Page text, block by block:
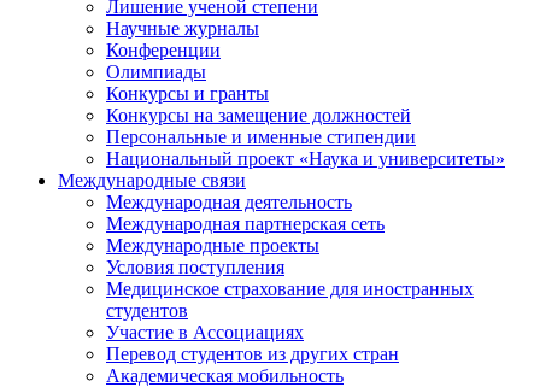
Лишение ученой степени
Научные журналы
Конференции
Олимпиады
Конкурсы и гранты
Конкурсы на замещение должностей
Персональные и именные стипендии
Национальный проект «Наука и университеты»
Международные связи
Международная деятельность
Международная партнерская сеть
Международные проекты
Условия поступления
Медицинское страхование для иностранных
студентов
Участие в Ассоциациях
Перевод студентов из других стран
Академическая мобильность